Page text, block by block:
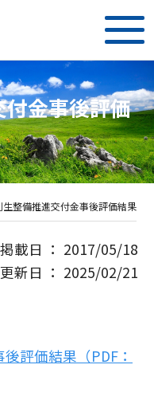
金事後評価
生整備推進交付金事後評価結果
載日 ： 2017/05/18
新日 ： 2025/02/21
評価結果（PDF：